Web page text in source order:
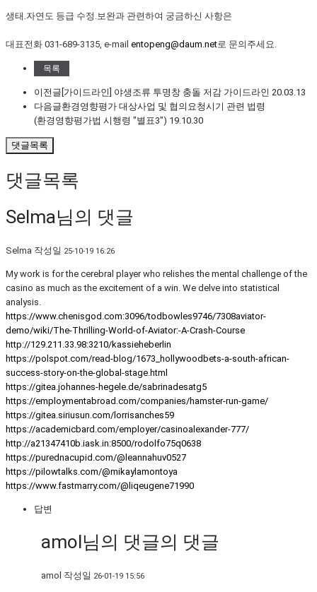
생태․자연도 등급 수정․보완과 관련하여 궁금하신 사항은
대표전화 031-689-3135, e-mail entopeng@daum.net로 문의주세요.
목록
이전글 [가이드라인] 야생조류 투명창 충돌 저감 가이드라인 20.03.13
다음글환경영향평가 대상사업 및 협의요청시기 관련 법령
(환경영향평가법 시행령 "별표3") 19.10.30
댓글목록
댓글목록
Selma님의 댓글
Selma 작성일 25-10-19 16:26
My work is for the cerebral player who relishes the mental challenge of the
casino as much as the excitement of a win. We delve into statistical
analysis.
https://www.chenisgod.com:3096/todbowles9746/7308aviator-
demo/wiki/The-Thrilling-World-of-Aviator:-A-Crash-Course
http://129.211.33.98:3210/kassieheberlin
https://polspot.com/read-blog/1673_hollywoodbets-a-south-african-
success-story-on-the-global-stage.html
https://gitea.johannes-hegele.de/sabrinadesatg5
https://employmentabroad.com/companies/hamster-run-game/
https://gitea.siriusun.com/lorrisanches59
https://academicbard.com/employer/casinoalexander-777/
http://a21347410b.iask.in:8500/rodolfo75q0638
https://purednacupid.com/@leannahuv0527
https://pilowtalks.com/@mikaylamontoya
https://www.fastmarry.com/@liqeugene71990
답변
amol님의 댓글의 댓글
amol 작성일 26-01-19 15:56